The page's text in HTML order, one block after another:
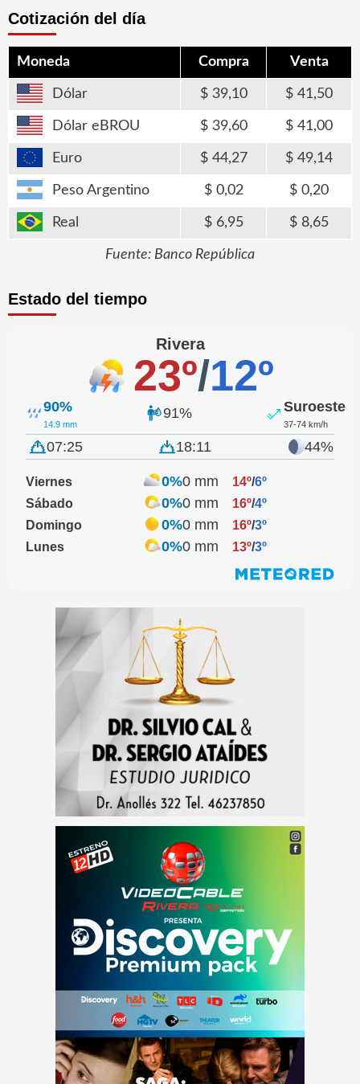
Cotización del día
Moneda Compra Venta
Dólar 39,10 41,50
Dólar eBROU 39,60 41,00
Euro 44,27 49,14
Peso Argentino 0,02 0,20
Real 6,95 8,65
Fuente: Banco República
Estado del tiempo
Rivera
23º/12º
90%
14.9 mm
91% Suroeste
37-74 km/h
07:25 18:11 44%
Viernes 0%0 mm 14º/6º
Sábado
0%0 mm 16º/4º
Domingo
0%0 mm 16º/3º
Lunes
0%0 mm 13º/3º